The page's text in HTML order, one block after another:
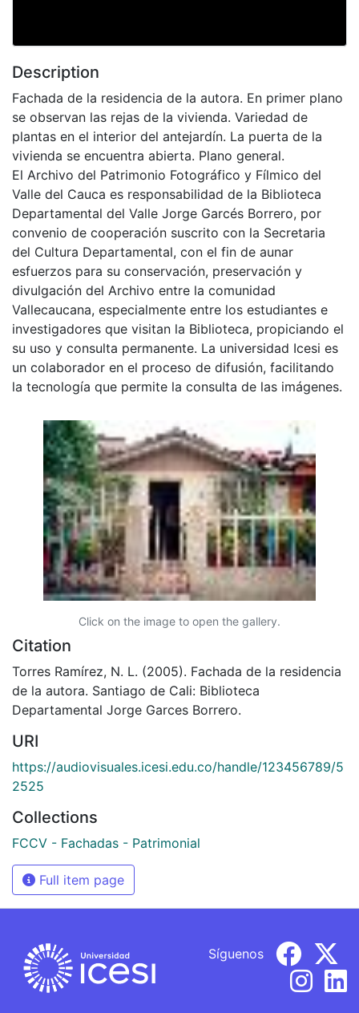
Description
Fachada de la residencia de la autora. En primer plano
se observan las rejas de la vivienda. Variedad de
plantas en el interior del antejardín. La puerta de la
vivienda se encuentra abierta. Plano general.
El Archivo del Patrimonio Fotográfico y Fílmico del
Valle del Cauca es responsabilidad de la Biblioteca
Departamental del Valle Jorge Garcés Borrero, por
convenio de cooperación suscrito con la Secretaria
del Cultura Departamental, con el fin de aunar
esfuerzos para su conservación, preservación y
divulgación del Archivo entre la comunidad
Vallecaucana, especialmente entre los estudiantes e
investigadores que visitan la Biblioteca, propiciando el
su uso y consulta permanente. La universidad Icesi es
un colaborador en el proceso de difusión, facilitando
la tecnología que permite la consulta de las imágenes.
Click on the image to open the gallery.
Citation
Torres Ramírez, N. L. (2005). Fachada de la residencia
de la autora. Santiago de Cali: Biblioteca
Departamental Jorge Garces Borrero.
URI
https://audiovisuales.icesi.edu.co/handle/123456789/5
2525
Collections
FCCV - Fachadas - Patrimonial
Full item page
Síguenos